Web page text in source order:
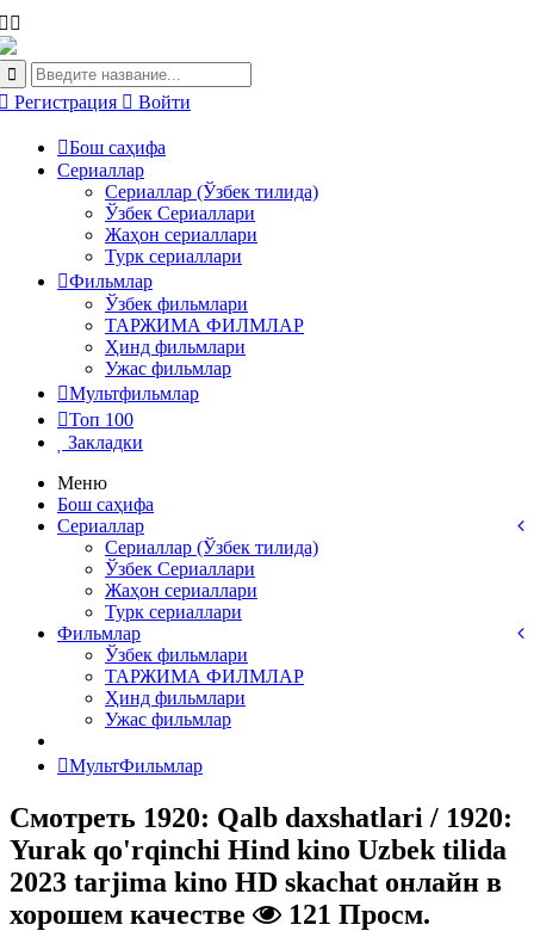
Регистрация Войти
Бош саҳифа
Сериаллар
Сериаллар (Ўзбек тилида)
Ўзбек Сериаллари
Жаҳон сериаллари
Турк сериаллари
Фильмлар
Ўзбек фильмлари
ТАРЖИМА ФИЛМЛАР
Ҳинд фильмлари
Ужас фильмлар
Мультфильмлар
Топ 100
Закладки
Меню
Бош саҳифа
Сериаллар
Сериаллар (Ўзбек тилида)
Ўзбек Сериаллари
Жаҳон сериаллари
Турк сериаллари
Фильмлар
Ўзбек фильмлари
ТАРЖИМА ФИЛМЛАР
Ҳинд фильмлари
Ужас фильмлар
МультФильмлар
Смотреть 1920: Qalb daxshatlari / 1920:
Yurak qo'rqinchi Hind kino Uzbek tilida
2023 tarjima kino HD skachat онлайн в
хорошем качестве
121 Просм.